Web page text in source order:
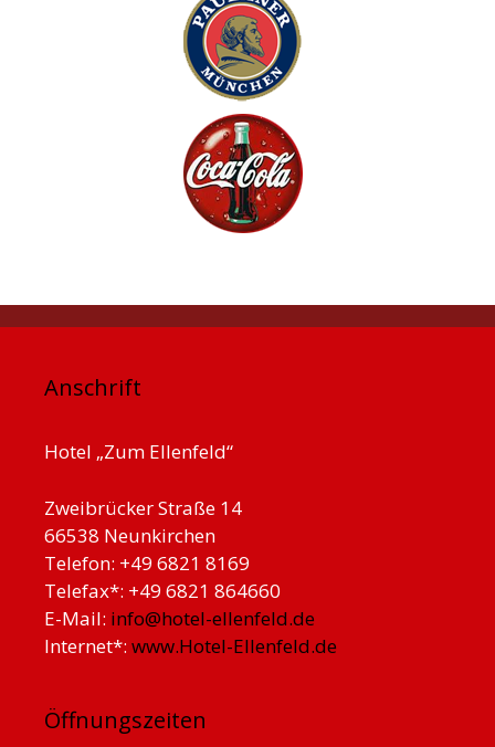
Anschrift
Hotel „Zum Ellenfeld“
Zweibrücker Straße 14
66538 Neunkirchen
Telefon: +49 6821 8169
Telefax*: +49 6821 864660
E-Mail: info@hotel-ellenfeld.de
Internet*: www.Hotel-Ellenfeld.de
Öffnungszeiten